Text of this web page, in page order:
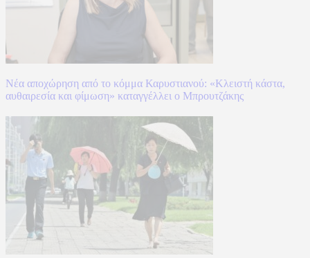
Νέα αποχώρηση από το κόμμα Καρυστιανού: «Κλειστή κάστα,
αυθαιρεσία και φίμωση» καταγγέλλει ο Μπρουτζάκης